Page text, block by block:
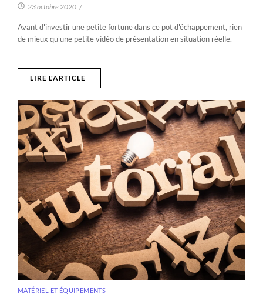
23 octobre 2020 /
Avant d'investir une petite fortune dans ce pot d'échappement, rien
de mieux qu'une petite vidéo de présentation en situation réelle.
LIRE L'ARTICLE
MATÉRIEL ET ÉQUIPEMENTS